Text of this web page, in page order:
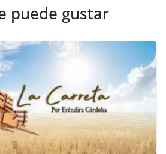
p er
puede gustar